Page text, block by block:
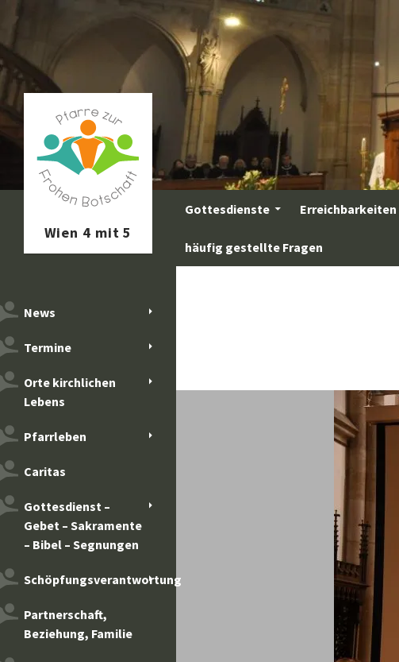
Inhalt
springen
Gottesdienste Erreichbarkeiten
häufig gestellte Fragen
News
Termine
Orte kirchlichen
Lebens
Pfarrleben
Caritas
Gottesdienst –
Gebet – Sakramente
– Bibel – Segnungen
Schöpfungsverantwortung
Partnerschaft,
Beziehung, Familie